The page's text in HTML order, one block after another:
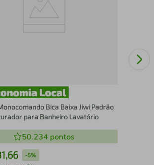
Bica Baixa Jiwi Padrão
para Banheiro Lavatório
50.234 pontos
,66 -5%